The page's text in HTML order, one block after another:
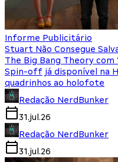
Informe Publicitário
Stuart Não Consegue
The Big Bang Theory com
Spin-off já disponível na
quadrinhos ao holofote
Redação NerdBunker
31.jul.26
Redação NerdBunker
31.jul.26